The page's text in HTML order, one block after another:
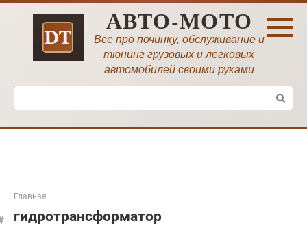
Перейти
АВТО-МОТО
Все про починку, обслуживание и
тюнинг грузовых и легковых
автомобилей своими руками
Поиск:
Главная
гидротрансформатор